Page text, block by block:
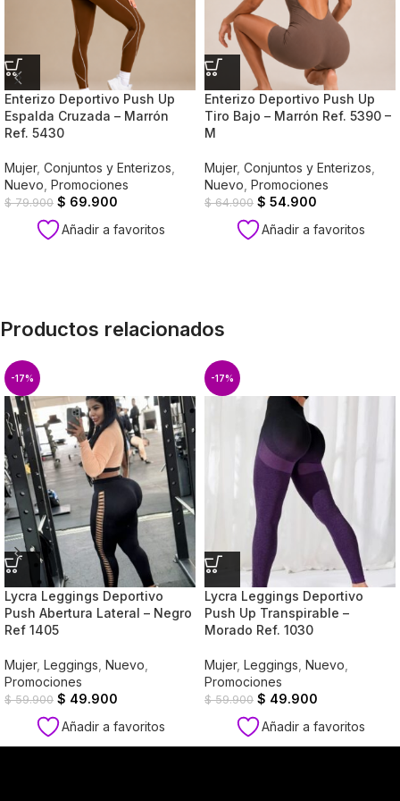
Enterizo Deportivo Push Up
Espalda Cruzada – Marrón
Ref. 5430
Mujer, Conjuntos y Enterizos
Nuevo Promociones
$79.900 $ 69.900
Añadir a favoritos
Enterizo Deportivo Push Up
Tiro Bajo – Marrón Ref. 5390 –
M
Mujer, Conjuntos y Enterizos
Nuevo Promociones
$64.900 $ 54.900
Añadir a favoritos
Productos relacionados
-17%
Lycra Leggings Deportivo
Push Abertura Lateral – Negro
Ref 1405
Mujer, Leggings Nuevo
Promociones
$59.900 $ 49.900
Añadir a favoritos
-17%
Lycra Leggings Deportivo
Push Up Transpirable –
Morado Ref. 1030
Mujer, Leggings Nuevo
Promociones
$59.900 $ 49.900
Añadir a favoritos